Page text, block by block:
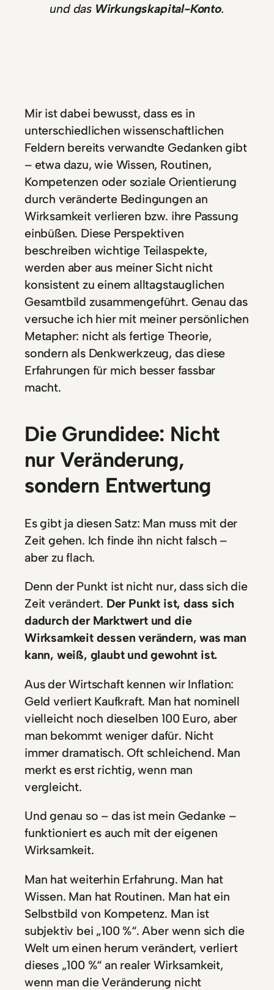
und das Wirkungskapital-Konto.
Mir ist dabei bewusst, dass es in
unterschiedlichen wissenschaftlichen
Feldern bereits verwandte Gedanken gibt
– etwa dazu, wie Wissen, Routinen,
Kompetenzen oder soziale Orientierung
durch veränderte Bedingungen an
Wirksamkeit verlieren bzw. ihre Passung
einbüßen. Diese Perspektiven
beschreiben wichtige Teilaspekte,
werden aber aus meiner Sicht nicht
konsistent zu einem alltagstauglichen
Gesamtbild zusammengeführt. Genau das
versuche ich hier mit meiner persönlichen
Metapher: nicht als fertige Theorie,
sondern als Denkwerkzeug, das diese
Erfahrungen für mich besser fassbar
macht.
Die Grundidee: Nicht
nur Veränderung,
sondern Entwertung
Es gibt ja diesen Satz: Man muss mit der
Zeit gehen. Ich finde ihn nicht falsch –
aber zu flach.
Denn der Punkt ist nicht nur, dass sich die
Zeit verändert. Der Punkt ist, dass sich
dadurch der Marktwert und die
Wirksamkeit dessen verändern, was man
kann, weiß, glaubt und gewohnt ist.
Aus der Wirtschaft kennen wir Inflation:
Geld verliert Kaufkraft. Man hat nominell
vielleicht noch dieselben 100 Euro, aber
man bekommt weniger dafür. Nicht
immer dramatisch. Oft schleichend. Man
merkt es erst richtig, wenn man
vergleicht.
Und genau so – das ist mein Gedanke –
funktioniert es auch mit der eigenen
Wirksamkeit.
Man hat weiterhin Erfahrung. Man hat
Wissen. Man hat Routinen. Man hat ein
Selbstbild von Kompetenz. Man ist
subjektiv bei „100 %“. Aber wenn sich die
Welt um einen herum verändert, verliert
dieses „100 %“ an realer Wirksamkeit,
wenn man die Veränderung nicht